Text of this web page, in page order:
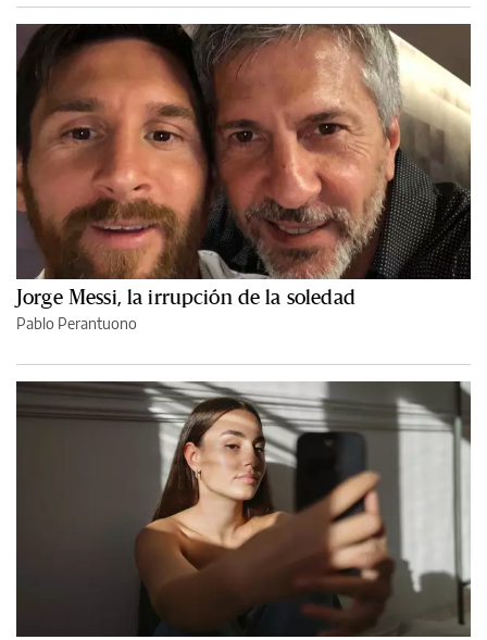
Jorge Messi, la irrupción de la soledad
Pablo Perantuono